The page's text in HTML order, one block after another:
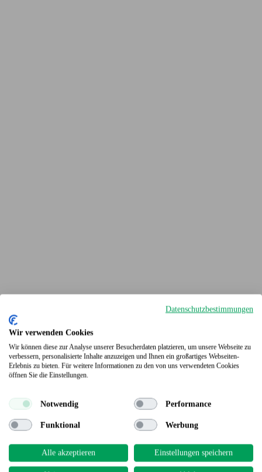
Terrassendielen
Datenschutzbestimmungen
Wir verwenden Cookies
Wir können diese zur Analyse unserer Besucherdaten platzieren, um unsere Webseite zu
verbessern, personalisierte Inhalte anzuzeigen und Ihnen ein großartiges Webseiten-
Erlebnis zu bieten. Für weitere Informationen zu den von uns verwendeten Cookies
öffnen Sie die Einstellungen.
Notwendig Performance
Funktional Werbung
Alle akzeptieren Einstellungen speichern